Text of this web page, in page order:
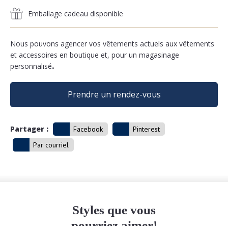
Emballage cadeau disponible
Nous pouvons agencer vos vêtements actuels aux vêtements
et accessoires en boutique et, pour un magasinage
personnalisé.
Prendre un rendez-vous
Partager : Facebook
Pinterest
Par courriel
Styles que vous